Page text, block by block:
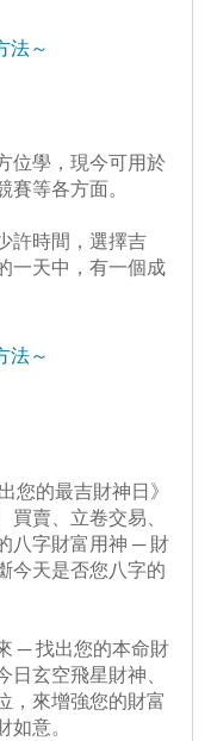
法～
位學，現今可用於
等各方面。
許時間，選擇吉
一天中，有一個成
法～
您的最吉財神日》
賣、立卷交易、
八字財富用神 ─ 財
今天是否您八字的
─ 找出您的本命財
玄空飛星財神、
，來增強您的財富
意。